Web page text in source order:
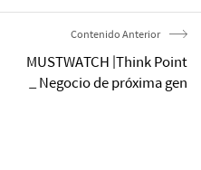
Contenido Anterior
MUSTWATCH |Think Point
_ Negocio de próxima gen